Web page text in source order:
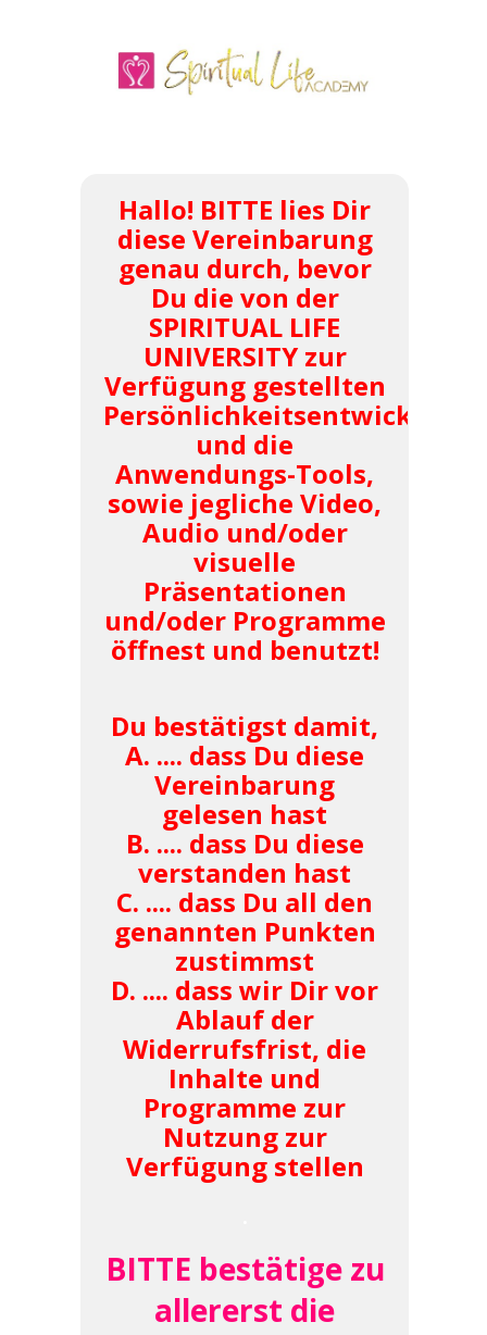
Hallo! BITTE lies Dir
diese Vereinbarung
genau durch, bevor
Du die von der
SPIRITUAL LIFE
UNIVERSITY zur
Verfügung gestellten
und die
Anwendungs-Tools,
sowie jegliche Video,
Audio und/oder
visuelle
Präsentationen
und/oder Programme
öffnest und benutzt!
Du bestätigst damit,
A. .... dass Du diese
Vereinbarung
gelesen hast
B. .... dass Du diese
verstanden hast
C. .... dass Du all den
genannten Punkten
zustimmst
D. .... dass wir Dir vor
Ablauf der
Widerrufsfrist, die
Inhalte und
Programme zur
Nutzung zur
Verfügung stellen
BITTE bestätige zu
allererst die